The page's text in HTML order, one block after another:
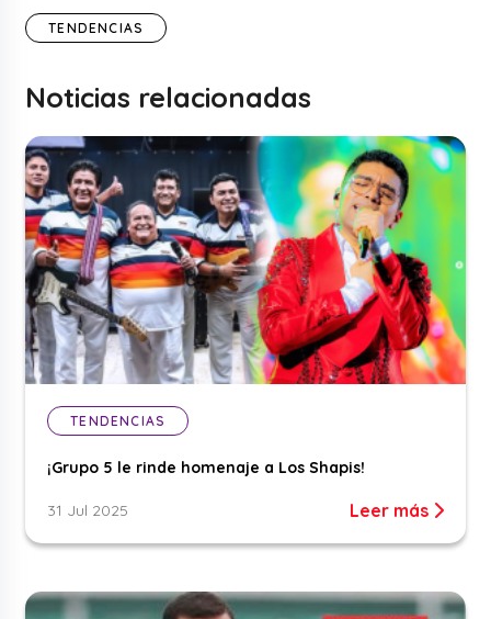
TENDENCIAS
Noticias relacionadas
TENDENCIAS
¡Grupo 5 le rinde homenaje a Los Shapis!
31 Jul 2025 Leer más